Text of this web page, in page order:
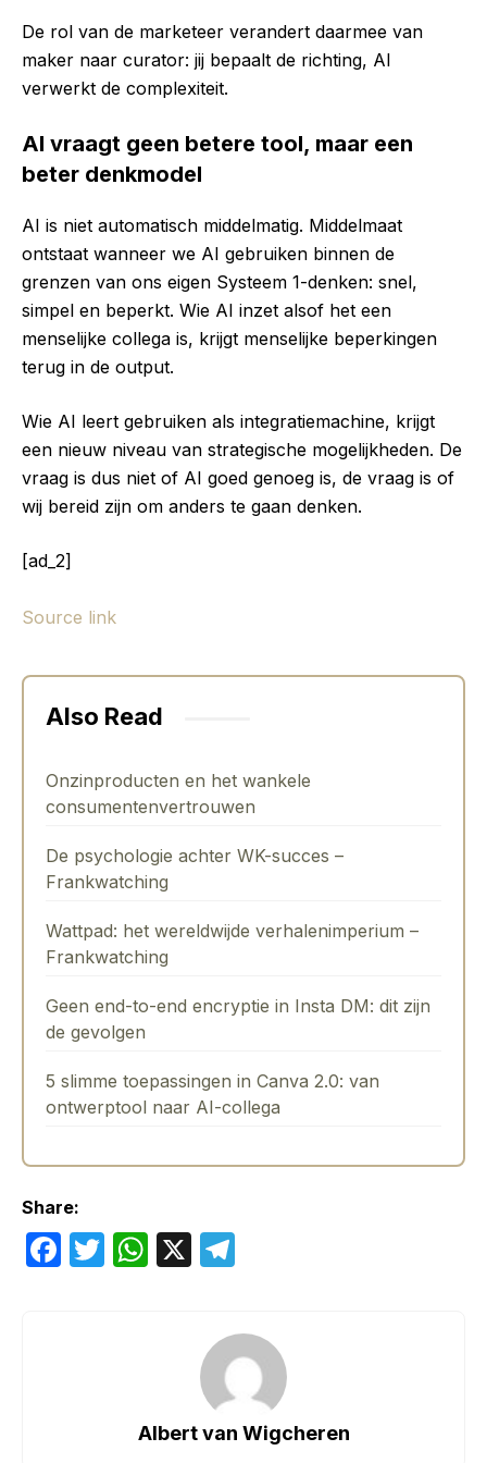
De rol van de marketeer verandert daarmee van
maker naar curator: jij bepaalt de richting, AI
verwerkt de complexiteit.
AI vraagt geen betere tool, maar een
beter denkmodel
AI is niet automatisch middelmatig. Middelmaat
ontstaat wanneer we AI gebruiken binnen de
grenzen van ons eigen Systeem 1-denken: snel,
simpel en beperkt. Wie AI inzet alsof het een
menselijke collega is, krijgt menselijke beperkingen
terug in de output.
Wie AI leert gebruiken als integratiemachine, krijgt
een nieuw niveau van strategische mogelijkheden. De
vraag is dus niet of AI goed genoeg is, de vraag is of
wij bereid zijn om anders te gaan denken.
[ad_2]
Source link
Also Read
Onzinproducten en het wankele
consumentenvertrouwen
De psychologie achter WK-succes –
Frankwatching
Wattpad: het wereldwijde verhalenimperium –
Frankwatching
Geen end-to-end encryptie in Insta DM: dit zijn
de gevolgen
5 slimme toepassingen in Canva 2.0: van
ontwerptool naar AI-collega
Share:
F
T
W
p
X
gr
a
m
Albert van Wigcheren